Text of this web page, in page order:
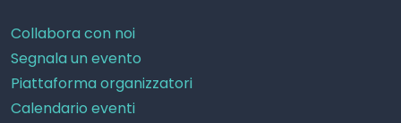
Collabora con noi
Segnala un evento
Piattaforma organizzatori
Calendario eventi